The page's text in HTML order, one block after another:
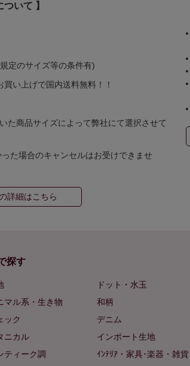
いて 】
定のサイズ等の条件有)
い上げで国内送料無料！！
た商品サイズによって弊社にて選択させて
た場合のキャンセルはお受けできませ
詳細はこちら
探す
ドット・水玉
マル系・生き物
和柄
ック
デニム
ニカル
インポート生地
ティーク調
ｲﾝﾃﾘｱ・家具･楽器・雑貨